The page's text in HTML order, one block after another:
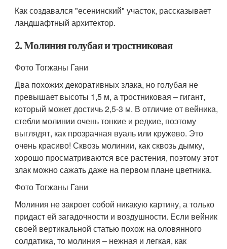
Как создавался "есенинский" участок, рассказывает
ландшафтный архитектор.
2. Молиния голубая и тростниковая
Фото Тогжаны Гани
Два похожих декоративных злака, но голубая не
превышает высоты 1,5 м, а тростниковая – гигант,
который может достичь 2,5-3 м. В отличие от вейника,
стебли молинии очень тонкие и редкие, поэтому
выглядят, как прозрачная вуаль или кружево. Это
очень красиво! Сквозь молинии, как сквозь дымку,
хорошо просматриваются все растения, поэтому этот
злак можно сажать даже на первом плане цветника.
Фото Тогжаны Гани
Молиния не закроет собой никакую картину, а только
придаст ей загадочности и воздушности. Если вейник
своей вертикальной статью похож на оловянного
солдатика, то молиния – нежная и легкая, как